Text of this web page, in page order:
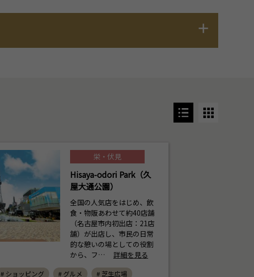
栄・伏見
Hisaya-odori Park（久
屋大通公園）
全国の人気店をはじめ、飲
食・物販あわせて約40店舗
（名古屋市内初出店：21店
舗）が出店し、市民の日常
的な憩いの場としての役割
から、フ…
詳細を見る
# ショッピング # グルメ # 芝生広場